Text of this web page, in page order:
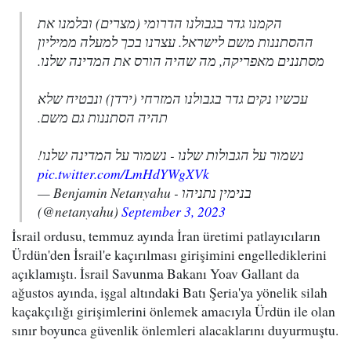
הקמנו גדר בגבולנו הדרומי (מצרים) ובלמנו את
ההסתננות משם לישראל. עצרנו בכך למעלה ממיליון
מסתננים מאפריקה, מה שהיה הורס את המדינה שלנו.
עכשיו נקים גדר בגבולנו המזרחי (ירדן) ונבטיח שלא
תהיה הסתננות גם משם.
נשמור על הגבולות שלנו - נשמור על המדינה שלנו!
pic.twitter.com/LmHdYWgXVk
— Benjamin Netanyahu - בנימין נתניהו
(@netanyahu) September 3, 2023
İsrail ordusu, temmuz ayında İran üretimi patlayıcıların
Ürdün'den İsrail'e kaçırılması girişimini engellediklerini
açıklamıştı. İsrail Savunma Bakanı Yoav Gallant da
ağustos ayında, işgal altındaki Batı Şeria'ya yönelik silah
kaçakçılığı girişimlerini önlemek amacıyla Ürdün ile olan
sınır boyunca güvenlik önlemleri alacaklarını duyurmuştu.